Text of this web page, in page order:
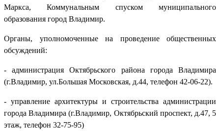
Маркса, Коммунальным спуском муниципального
образования город Владимир.
Органы, уполномоченные на проведение общественных
обсуждений:
- администрация Октябрьского района города Владимира
(г.Владимир, ул.Большая Московская, д.44, телефон 42-06-22).
- управление архитектуры и строительства администрации
города Владимира (г.Владимир, Октябрьский проспект, д.47, 5
этаж, телефон 32-75-95)